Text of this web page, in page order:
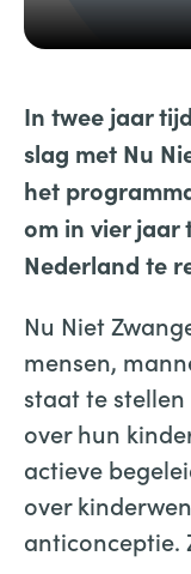
In twee jaar
slag met Nu
het
om in vier jaar
Nederland te
Nu Niet
mensen,
staat te
over hun
actieve
over
anticonceptie.